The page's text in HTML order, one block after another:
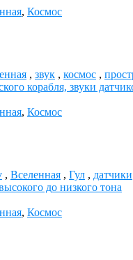
, Космос
, звук , космос ,
корабля, звуки
, Космос
, Вселенная , Гул , датчики
до низкого тона
, Космос